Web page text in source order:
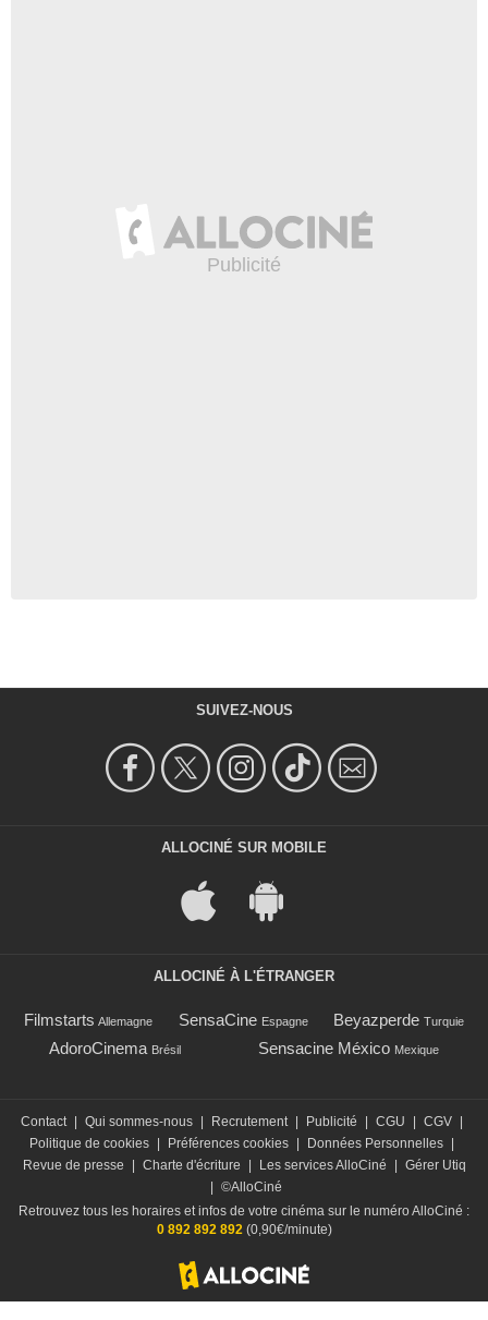
SUIVEZ-NOUS
ALLOCINÉ SUR MOBILE
ALLOCINÉ À L'ÉTRANGER
Filmstarts Allemagne SensaCine Espagne Beyazperde Turquie
AdoroCinema Brésil Sensacine México Mexique
Contact Qui sommes-nous Recrutement Publicité CGU CGV
Politique de cookies
Préférences cookies Données Personnelles
Revue de presse
Charte d'écriture Les services AlloCiné
Gérer Utiq
©AlloCiné
Retrouvez tous les horaires et infos de votre cinéma sur le numéro AlloCiné :
0 892 892 892(0,90€/minute)